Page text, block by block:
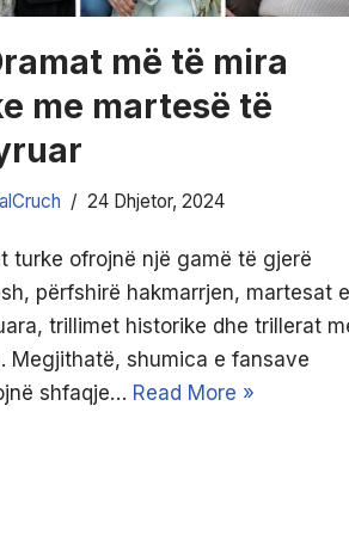
më të mira
me martesë të
24 Dhjetor, 2024
turke ofrojnë një gamë të gjerë
përfshirë hakmarrjen, martesat e
trillimet historike dhe trillerat
Megjithatë, shumica e fansave
shfaqje… Read More »